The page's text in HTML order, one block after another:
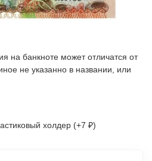
на банкноте может отличатся от
не указанно в названии, или
холдер (+7 ₽)